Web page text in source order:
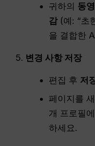
귀하의 동
감 (예: “초
을 결합한
변경 사항 저장
편집 후 저
페이지를
개 프로필
하세요.